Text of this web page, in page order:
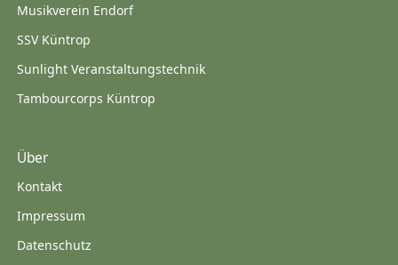
Musikverein Endorf
SSV Küntrop
Sunlight Veranstaltungstechnik
Tambourcorps Küntrop
Über
Kontakt
Impressum
Datenschutz